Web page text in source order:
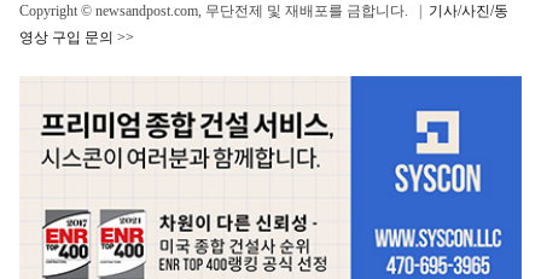
Copyright © newsandpost.com, 무단전제 및 재배포를 금합니다. | 기사/사진/동
영상 구입 문의 >>